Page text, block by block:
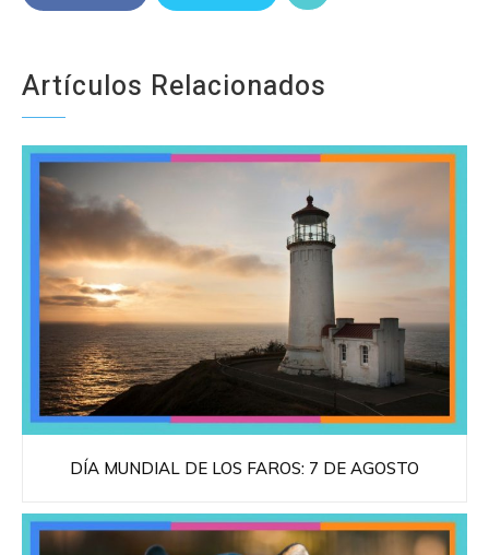
Artículos Relacionados
DÍA MUNDIAL DE LOS FAROS: 7 DE AGOSTO